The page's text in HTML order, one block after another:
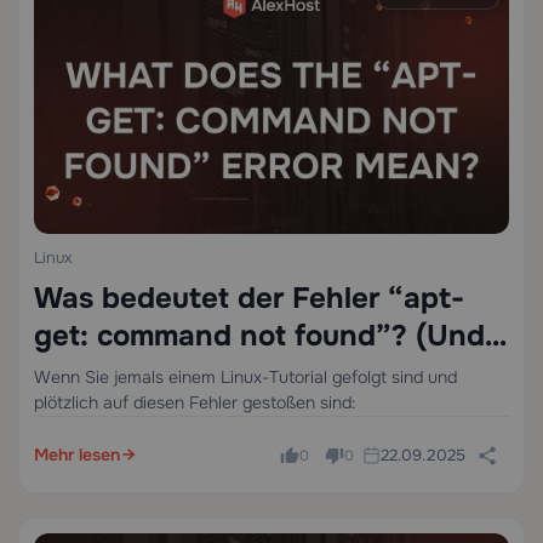
Linux
Was bedeutet der Fehler “apt-
get: command not found”? (Und
wie man ihn behebt)
Wenn Sie jemals einem Linux-Tutorial gefolgt sind und
plötzlich auf diesen Fehler gestoßen sind:
Mehr lesen 0 0 22.09.2025